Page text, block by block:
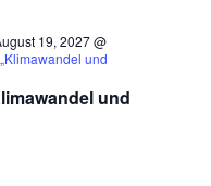
und
19, 2027 @
und